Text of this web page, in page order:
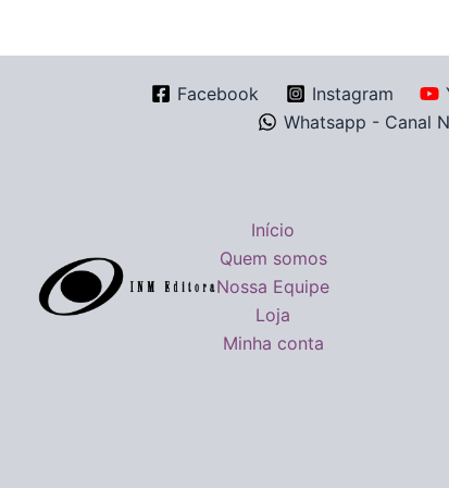
Facebook Instagram
Whatsapp - Canal
Início
Quem somos
Nossa Equipe
Loja
Minha conta